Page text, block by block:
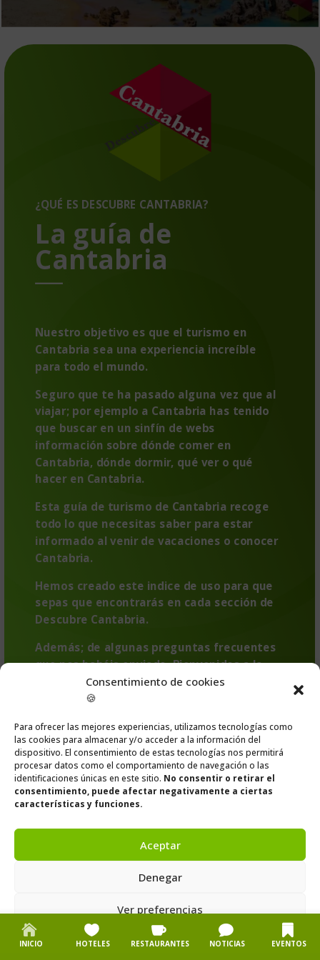
Consentimiento de cookies
🍪
Para ofrecer las mejores experiencias, utilizamos tecnologías como
las cookies para almacenar y/o acceder a la información del
dispositivo. El consentimiento de estas tecnologías nos permitirá
procesar datos como el comportamiento de navegación o las
identificaciones únicas en este sitio. No consentir o retirar el
consentimiento, puede afectar negativamente a ciertas
características y funciones.
Aceptar
Denegar
Ver preferencias
Política de cookiesPolítica de privacidadAviso legal
INICIO HOTELES RESTAURANTES NOTICIAS EVENTOS
La guía de
Cantabria
Cantabria sea una experiencia increíble
para todo el mundo.
Seguro que te ha pasado alguna vez que al
viajar; por ejemplo a Cantabria has tenido
que buscar en un sinfín de webs
información sobre dónde comer en
Cantabria, dónde dormir, qué ver o qué
hacer en Cantabria.
todo lo que necesitas saber para estar
informado al venir de vacaciones o conocer
Cantabria.
Hemos creado este indice de uso para que
sepas que encontrarás en cada sección de
Descubre Cantabria.
que nos habéis enviado. Bienvenidos a la
guía de Cantabria.